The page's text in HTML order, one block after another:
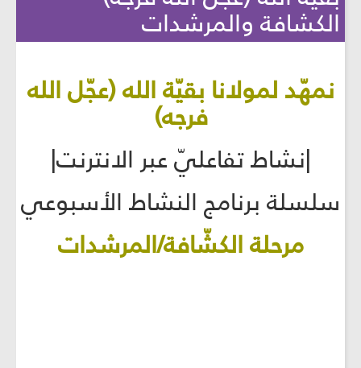
الكشافة والمرشدات
نمهّد لمولانا بقيّة الله (عجّل الله
فرجه)
|نشاط تفاعليّ عبر الانترنت|
سلسلة برنامج النشاط الأسبوعي
مرحلة الكشّافة/المرشدات